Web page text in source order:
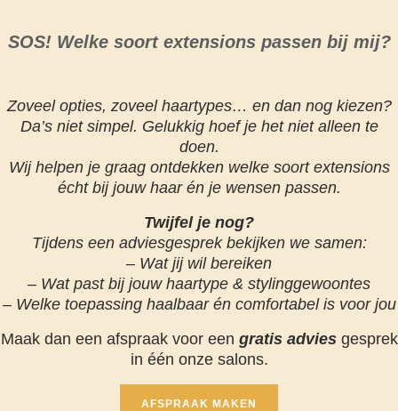
SOS! Welke soort extensions passen bij mij?
Zoveel opties, zoveel haartypes… en dan nog kiezen?
Da’s niet simpel. Gelukkig hoef je het niet alleen te
doen.
Wij helpen je graag ontdekken welke soort extensions
écht bij jouw haar én je wensen passen.
Twijfel je nog?
Tijdens een adviesgesprek bekijken we samen:
– Wat jij wil bereiken
– Wat past bij jouw haartype & stylinggewoontes
– Welke toepassing haalbaar én comfortabel is voor jou
Maak dan een afspraak voor een gratis advies gesprek
in één onze salons.
AFSPRAAK MAKEN